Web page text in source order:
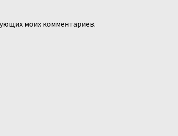
моих комментариев.